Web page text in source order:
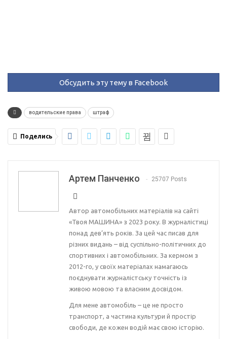
Обсудить эту тему в Facebook
водительские права штраф
Поделись
Артем Панченко 25707 Posts
Автор автомобільних матеріалів на сайті
«Твоя МАШИНА» з 2023 року. В журналістиці
понад дев’ять років. За цей час писав для
різних видань – від суспільно-політичних до
спортивних і автомобільних. За кермом з
2012-го, у своїх матеріалах намагаюсь
поєднувати журналістську точність із
живою мовою та власним досвідом.
Для мене автомобіль – це не просто
транспорт, а частина культури й простір
свободи, де кожен водій має свою історію.